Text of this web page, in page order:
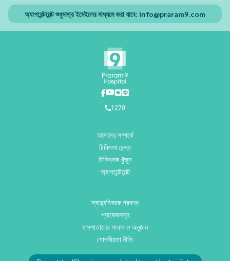
অ্যাপয়েন্টমেন্ট শুধুমাত্র ইমেইলের মাধ্যমে করা যাবে: info@praram9.com
1270
আমাদের সম্পর্কে
চিকিৎসা কেন্দ্র
চিকিৎসক খুঁজুন
অ্যাপয়েন্টমেন্ট
স্বাস্থ্যবিষয়ক প্রবন্ধ
প্যাকেজসমূহ
হাসপাতালের সংবাদ ও অনুষ্ঠান
গোপনীয়তা নীতি